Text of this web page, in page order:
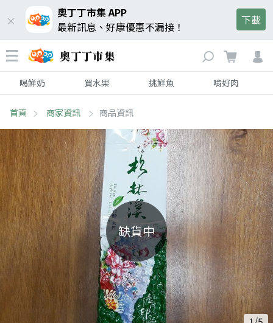
奧丁丁市集 APP
最新訊息、好康優惠不漏接！
下載
喝鮮奶 買水果 挑鮮魚 啃好肉
首頁 商家資訊 商品資訊
缺貨中